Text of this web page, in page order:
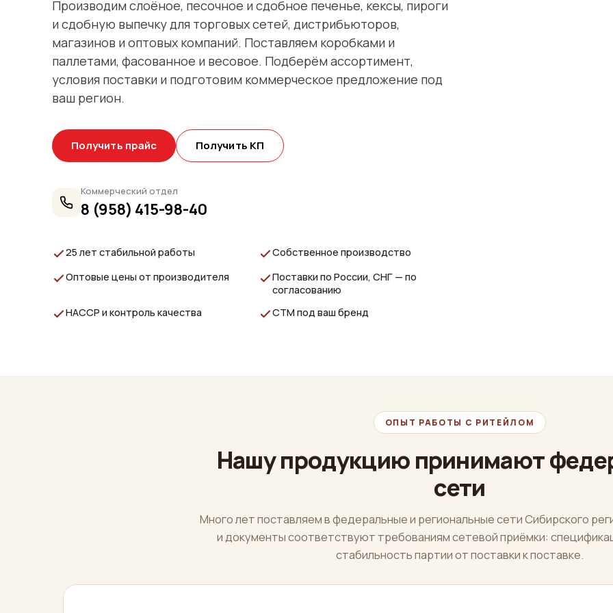
Производим слоёное, песочное и сдобное печенье, кексы, пироги
и сдобную выпечку для торговых сетей, дистрибьюторов,
магазинов и оптовых компаний. Поставляем коробками и
паллетами, фасованное и весовое. Подберём ассортимент,
условия поставки и подготовим коммерческое предложение под
ваш регион.
Получить прайс Получить КП
Коммерческий отдел
8 (958) 415-98-40
25 лет стабильной работы
Собственное производство
Оптовые цены от производителя
Поставки по России, СНГ — по
согласованию
HACCP и контроль качества
СТМ под ваш бренд
ОПЫТ РАБОТЫ С РИТЕЙЛОМ
Нашу продукцию принимают
сети
Много лет поставляем в федеральные и региональные сети Сибирского
и документы соответствуют требованиям сетевой приёмки:
стабильность партии от поставки к поставке.